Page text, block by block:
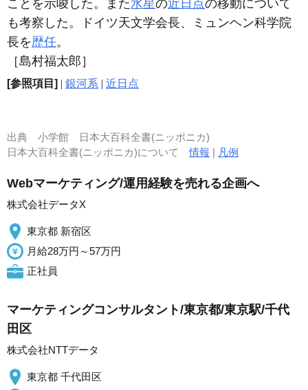
ことを示唆した。また水星の近日点の移動について
も考察した。ドイツ天文学会長、ミュンヘン科学院
長を歴任。
［島村福太郎］
[参照項目] | 銀河系 | 近日点
出典 小学館 日本大百科全書(ニッポニカ)
日本大百科全書(ニッポニカ)について情報 | 凡例
Webマーケティング/運用経験を売れる企画へ
株式会社データX
東京都 新宿区
月給28万円～57万円
正社員
マーケティングコンサルタント/東京都/東京駅/千代
田区
株式会社NTTデータ
東京都 千代田区